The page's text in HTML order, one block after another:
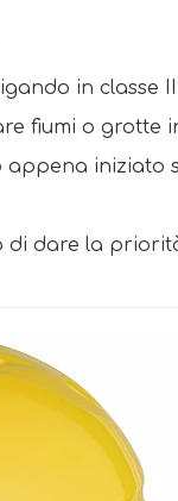
in classe
fiumi o grotte
appena iniziato
dare la